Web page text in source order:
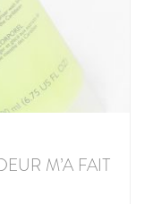
M’A FAIT